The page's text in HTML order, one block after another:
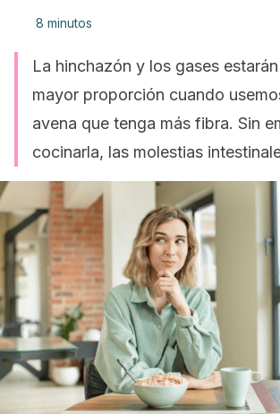
8 minutos
La hinchazón y los gases
mayor proporción cuando
avena que tenga más fibra. Sin
cocinarla, las molestias